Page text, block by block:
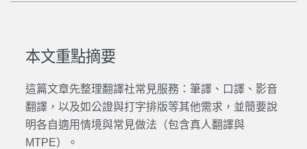
本文重點摘要
這篇文章先整理翻譯社常見服務：筆譯、口譯、影音
翻譯，以及如公證與打字排版等其他需求，並簡要說
明各自適用情境與常見做法（包含真人翻譯與
MTPE）。